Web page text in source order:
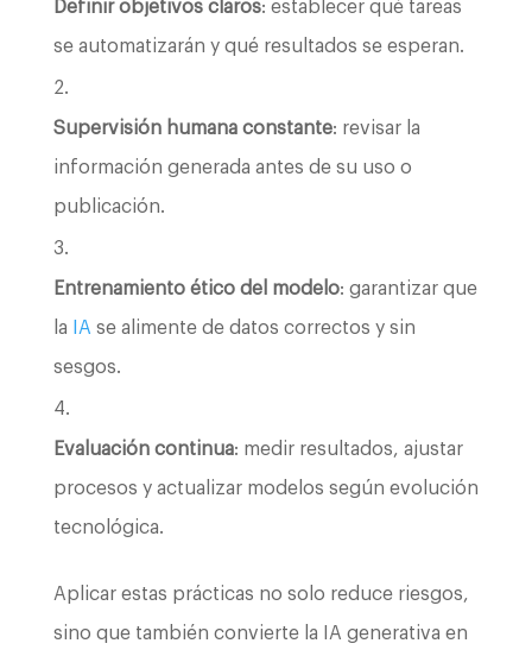
Definir objetivos claros: establecer qué tareas
se automatizarán y qué resultados se esperan.
Supervisión humana constante: revisar la
información generada antes de su uso o
publicación.
Entrenamiento ético del modelo: garantizar que
la IA se alimente de datos correctos y sin
sesgos.
Evaluación continua: medir resultados, ajustar
procesos y actualizar modelos según evolución
tecnológica.
Aplicar estas prácticas no solo reduce riesgos,
sino que también convierte la IA generativa en